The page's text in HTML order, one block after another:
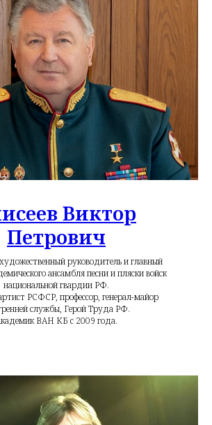
Виктор
Петрович
руководитель и главный
ансамбля песни и пляски войск
национальной гвардии РФ.
РСФСР, профессор, генерал-майор
службы, Герой Труда РФ.
ВАН КБ с 2009 года.